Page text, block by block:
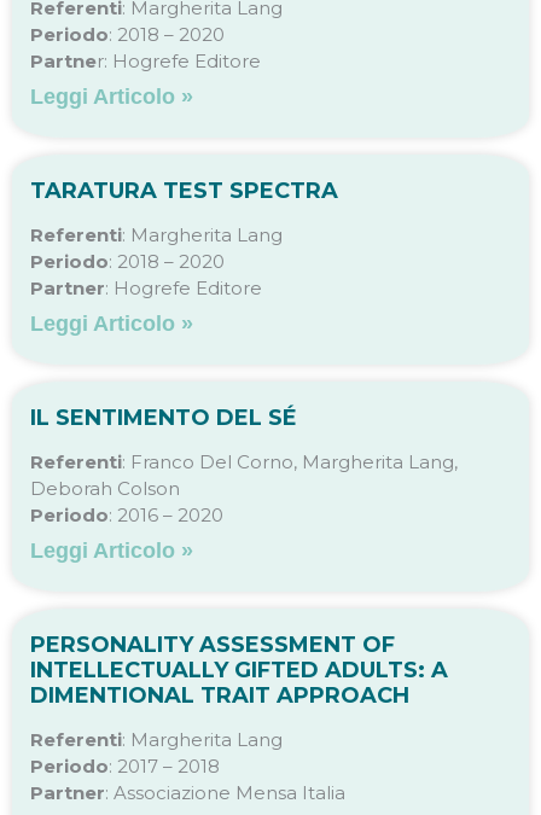
Referenti: Margherita Lang
Periodo: 2018 – 2020
Partner: Hogrefe Editore
Leggi Articolo »
TARATURA TEST SPECTRA
Referenti: Margherita Lang
Periodo: 2018 – 2020
Partner: Hogrefe Editore
Leggi Articolo »
IL SENTIMENTO DEL SÉ
Referenti: Franco Del Corno, Margherita Lang,
Deborah Colson
Periodo: 2016 – 2020
Leggi Articolo »
PERSONALITY ASSESSMENT OF
INTELLECTUALLY GIFTED ADULTS: A
DIMENTIONAL TRAIT APPROACH
Referenti: Margherita Lang
Periodo: 2017 – 2018
Partner: Associazione Mensa Italia